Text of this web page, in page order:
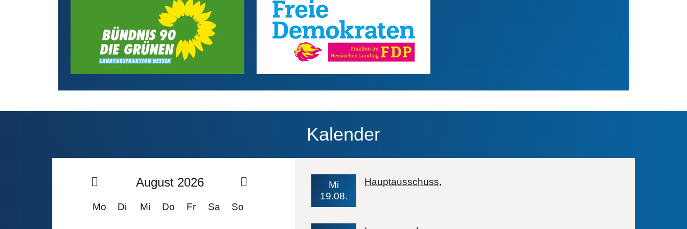
Kalender
August 2026
Mo Di Mi Do Fr Sa So
Mi
19.08.
Hauptausschuss